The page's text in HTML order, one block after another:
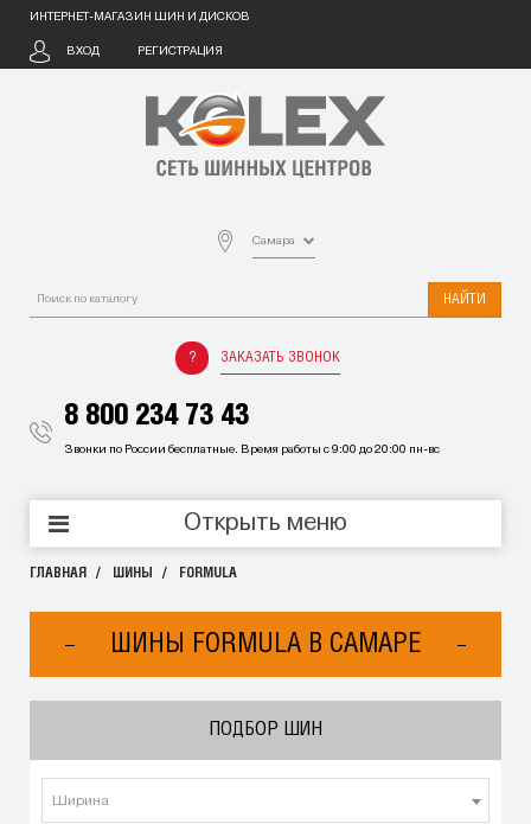
ИНТЕРНЕТ-МАГАЗИН ШИН И ДИСКОВ
ВХОД РЕГИСТРАЦИЯ
Самара
НАЙТИ
ЗАКАЗАТЬ ЗВОНОК
8 800 234 73 43
Звонки по России бесплатные. Время работы с 9:00 до 20:00 пн-вс
Открыть меню
ГЛАВНАЯ ШИНЫ FORMULA
ШИНЫ FORMULA В САМАРЕ
ПОДБОР ШИН
Ширина